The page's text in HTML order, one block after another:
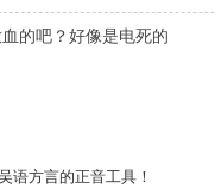
的吧？好像是电死的
语方言的正音工具！